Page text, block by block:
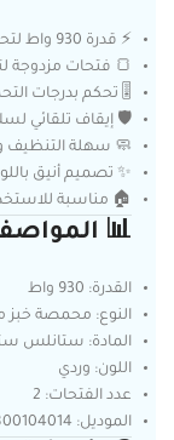
⚡ قدرة 930 واط لتحميص سريع ومتساوي
🍞 فتحات مزدوجة
🎚️ تحكم بدرجات
🛡️ إيقاف تلقائي
🧼 سهلة التنظيف
✨ تصميم أنيق
🏠 مناسبة
📊
القدرة: 930 واط
النوع: محمصة خبز
المادة: ستانلس
اللون: وردي
عدد الفتحات: 2
الموديل: 800104014